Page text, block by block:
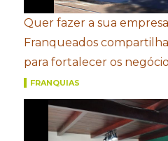
Quer fazer a sua
Franqueados
para fortalecer os
FRANQUIAS